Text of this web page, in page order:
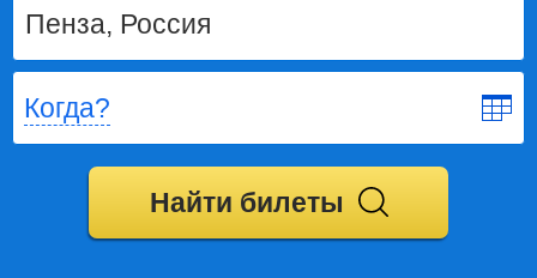
Когда?
Найти билеты